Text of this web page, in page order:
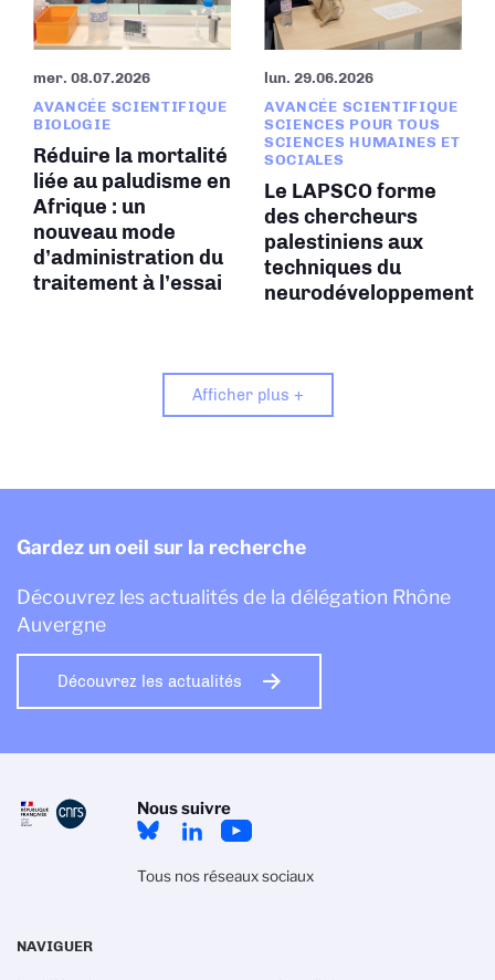
mer. 08.07.2026
AVANCÉE SCIENTIFIQUE
BIOLOGIE
Réduire la mortalité
liée au paludisme en
Afrique : un
nouveau mode
d’administration du
traitement à l’essai
lun. 29.06.2026
AVANCÉE SCIENTIFIQUE
SCIENCES POUR TOUS
SCIENCES HUMAINES ET
SOCIALES
Le LAPSCO forme
des chercheurs
palestiniens aux
techniques du
neurodéveloppement
Afficher plus +
Gardez un oeil sur la recherche
Découvrez les actualités de la délégation Rhône
Auvergne
Découvrez les actualités
Nous suivre
Tous nos réseaux sociaux
NAVIGUER